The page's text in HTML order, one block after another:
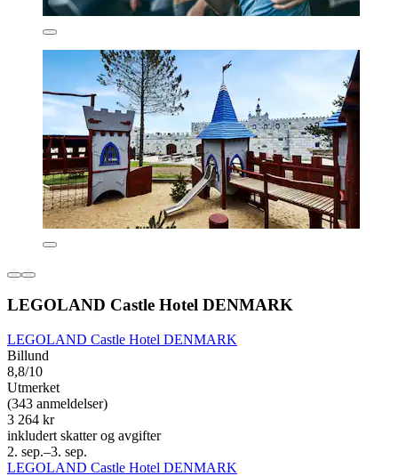
LEGOLAND Castle Hotel DENMARK
LEGOLAND Castle Hotel DENMARK
Billund
8,8/10
Utmerket
(343 anmeldelser)
3 264 kr
inkludert skatter og avgifter
2. sep.–3. sep.
LEGOLAND Castle Hotel DENMARK